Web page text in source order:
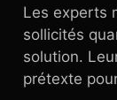
Les experts
sollicités
solution.
prétexte